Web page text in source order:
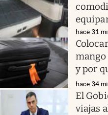
hace 31
mango
y por
hace 34
El
viajas